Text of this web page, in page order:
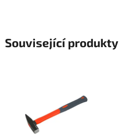
Související produkty